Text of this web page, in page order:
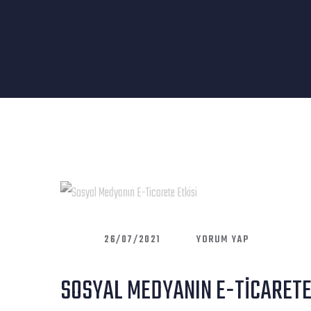
26/07/2021 YORUM YAP
MEDYANIN
SOSYAL MEDYANIN E-